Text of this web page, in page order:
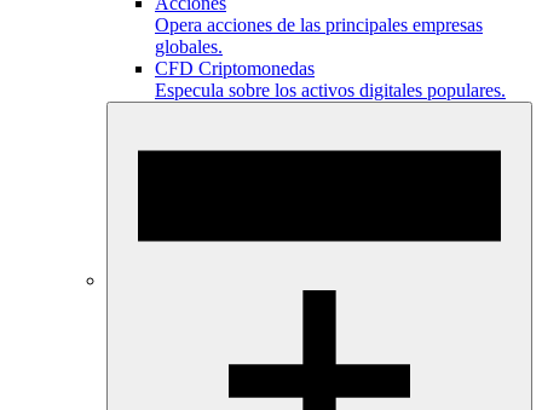
Opera acciones de las principales empresas
globales.
CFD Criptomonedas
Especula sobre los activos digitales populares.